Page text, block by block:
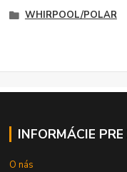
WHIRPOOL/POLAR
INFORMÁCIE
O nás